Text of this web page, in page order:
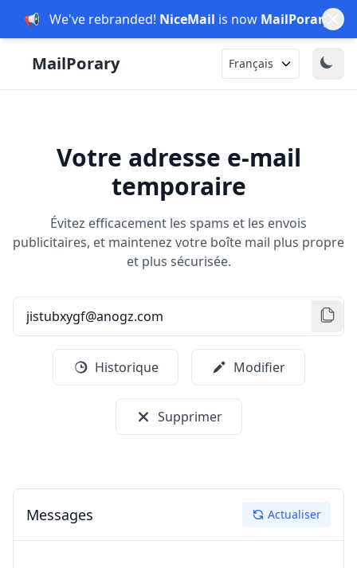
📢 We've rebranded! NiceMail is now MailPorary
Français
Votre adresse e-mail
temporaire
Évitez efficacement les spams et les envois
publicitaires, et maintenez votre boîte mail plus propre
et plus sécurisée.
Historique Modifier
Supprimer
Messages Actualiser